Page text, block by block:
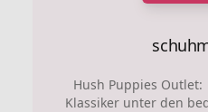
Hush Puppies
Klassiker unter den